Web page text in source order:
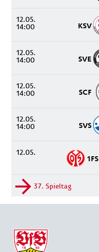
12.05.
14:00 KSV
12.05.
14:00 SVE
12.05.
14:00 SCF
12.05.
14:00 SVS
12.05.
1FS
37. Spieltag